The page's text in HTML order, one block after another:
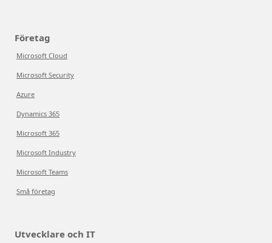
Företag
Microsoft Cloud
Microsoft Security
Azure
Dynamics 365
Microsoft 365
Microsoft Industry
Microsoft Teams
Små företag
Utvecklare och IT